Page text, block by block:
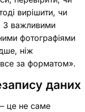
вирішити, чи
З важливими
фотографіями
ніж
за форматом».
даних
це не саме